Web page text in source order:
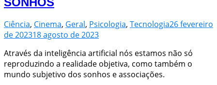
Ciência, Cinema, Geral, Psicologia, Tecnologia26 fevereiro
de 202318 agosto de 2023
Através da inteligência artificial nós estamos não só
reproduzindo a realidade objetiva, como também o
mundo subjetivo dos sonhos e associações.